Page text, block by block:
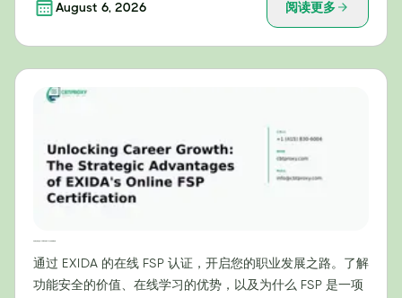
August 6, 2026 阅读更多
通过 EXIDA 的在线 FSP 认证，开启您的职业发展之路。了解
功能安全的价值、在线学习的优势，以及为什么 FSP 是一项